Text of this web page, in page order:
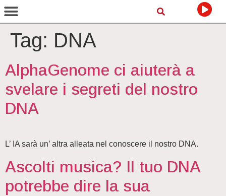
Tag: DNA
AlphaGenome ci aiuterà a
svelare i segreti del nostro
DNA
L’ IA sarà un’ altra alleata nel conoscere il nostro DNA.
Ascolti musica? Il tuo DNA
potrebbe dire la sua